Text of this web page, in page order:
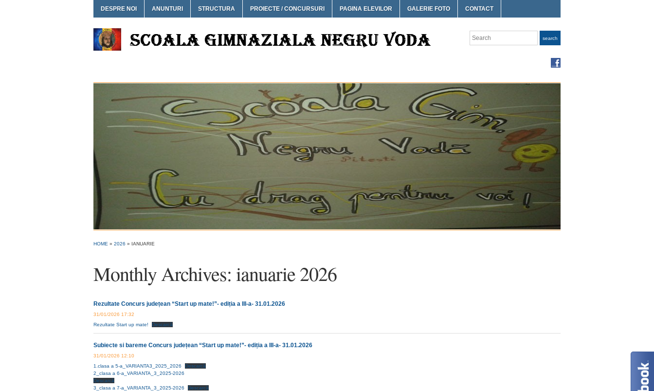
DESPRE NOI ANUNTURI STRUCTURA PROIECTE / CONCURSURI PAGINA ELEVILOR GALERIE FOTO CONTACT
SCOALA GIMNAZIALA NEGRU VODA Search search
HOME » 2026 » IANUARIE
Monthly Archives: ianuarie 2026
Rezultate Concurs județean “Start up mate!”- ediția a III-a- 31.01.2026
31/01/2026 17:32
Rezultate Start up mate!
Descarcă
Subiecte si bareme Concurs județean “Start up mate!”- ediția a III-a- 31.01.2026
31/01/2026 12:10
1.clasa a 5-a_VARIANTA3_2025_2026
Descarcă
2_clasa a 6-a_VARIANTA_3_2025-2026
Descarcă
3_clasa a 7-a_VARIANTA_3_2025-2026
Descarcă